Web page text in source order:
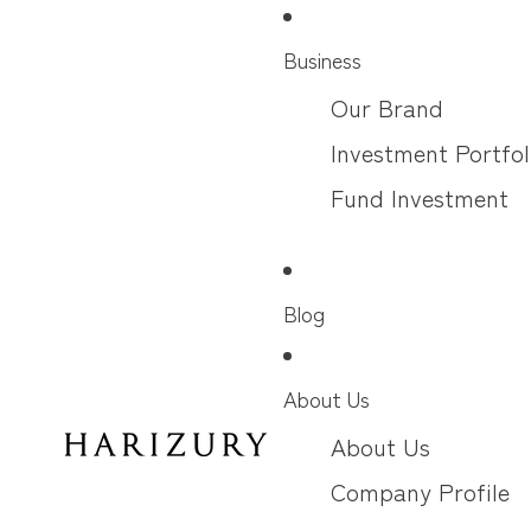
Business
Our Brand
Investment
Fund Investment
Blog
About Us
About Us
Company Profile